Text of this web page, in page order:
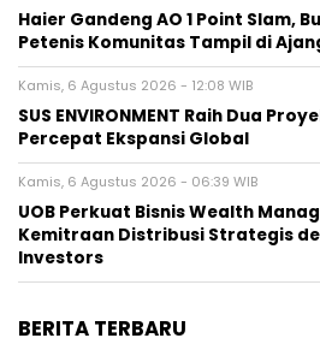
Haier Gandeng AO 1 Point Slam,
Petenis Komunitas Tampil di
Kamis, 6 Agustus 2026 - 12:08 WIB
SUS ENVIRONMENT Raih Dua
Percepat Ekspansi Global
Kamis, 6 Agustus 2026 - 06:39 WIB
UOB Perkuat Bisnis Wealth
Kemitraan Distribusi Strategis
Investors
BERITA TERBARU